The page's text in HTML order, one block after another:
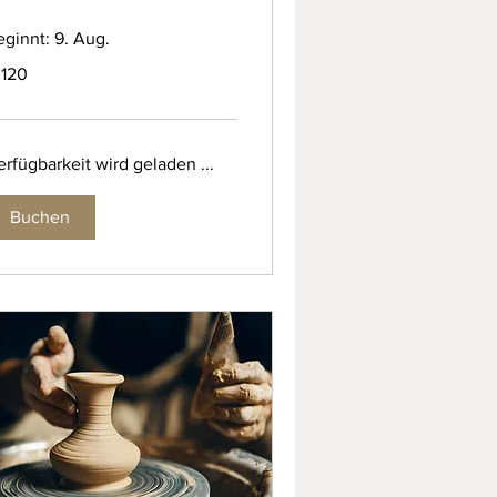
9. Aug.
wird geladen ...
Buchen